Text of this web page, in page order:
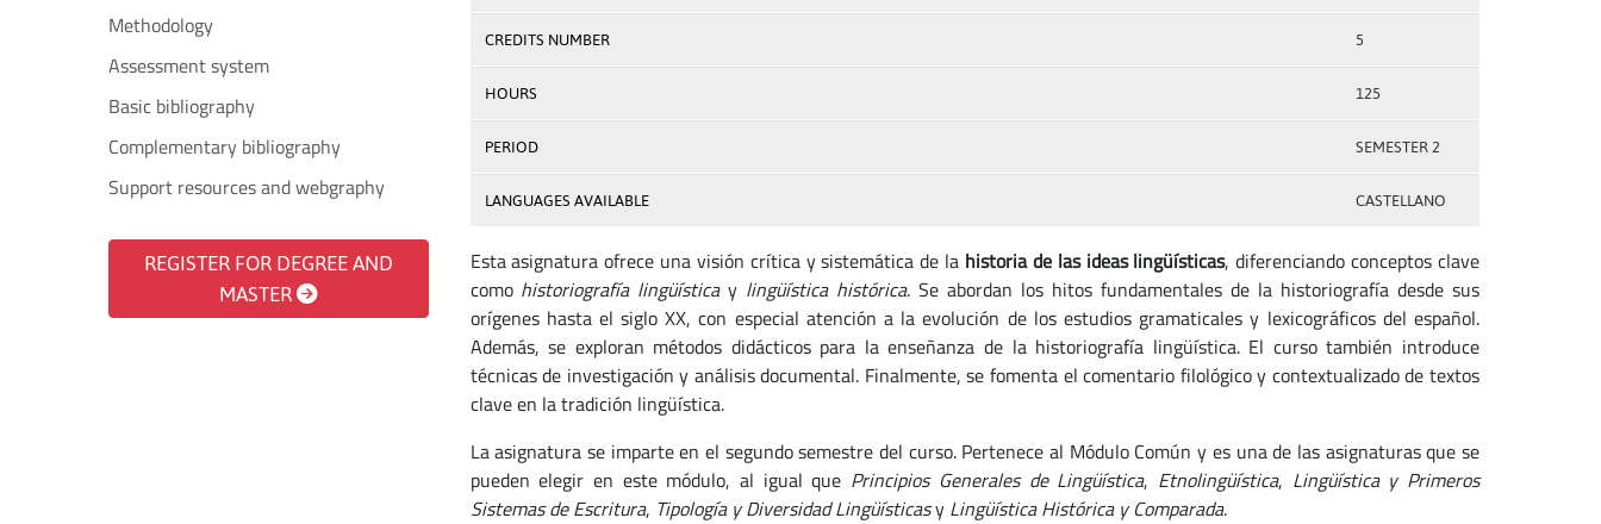
Methodology
Assessment system
Basic bibliography
Complementary bibliography
Support resources and webgraphy
REGISTER FOR DEGREE AND
MASTER
CREDITS NUMBER 5
HOURS 125
PERIOD SEMESTER 2
LANGUAGES AVAILABLE CASTELLANO
Esta asignatura ofrece una visión crítica y sistemática de la historia de las ideas lingüísticas, diferenciando conceptos clave
como historiografía lingüísticay lingüística histórica. Se abordan los hitos fundamentales de la historiografía desde sus
orígenes hasta el siglo XX, con especial atención a la evolución de los estudios gramaticales y lexicográficos del español.
Además, se exploran métodos didácticos para la enseñanza de la historiografía lingüística. El curso también introduce
técnicas de investigación y análisis documental. Finalmente, se fomenta el comentario filológico y contextualizado de textos
clave en la tradición lingüística.
La asignatura se imparte en el segundo semestre del curso. Pertenece al Módulo Común y es una de las asignaturas que se
pueden elegir en este módulo, al igual que Principios Generales de Lingüística, Etnolingüística, Lingüística y Primeros
Sistemas de Escritura, Tipología y Diversidad Lingüísticasy Lingüística Histórica y Comparada.